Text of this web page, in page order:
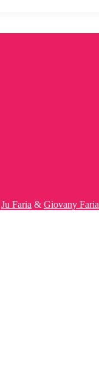
Ju Faria & Giovany Faria